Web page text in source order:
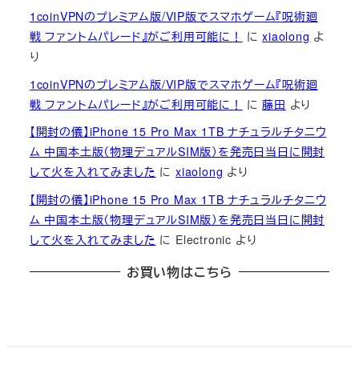
1coinVPNのプレミアム版/VIP版でスマホゲーム『呪術廻
戦 ファントムパレード』がご利用可能に！
にxiaolong よ
り
1coinVPNのプレミアム版/VIP版でスマホゲーム『呪術廻
戦 ファントムパレード』がご利用可能に！
に藤田 より
【開封の儀】iPhone 15 Pro Max 1TB ナチュラルチタニウ
ム 中国本土版（物理デュアルSIM版）を発売日当日に開封
して火を入れてみました にxiaolong より
【開封の儀】iPhone 15 Pro Max 1TB ナチュラルチタニウ
ム 中国本土版（物理デュアルSIM版）を発売日当日に開封
して火を入れてみました に Electronic より
お買い物はこちら